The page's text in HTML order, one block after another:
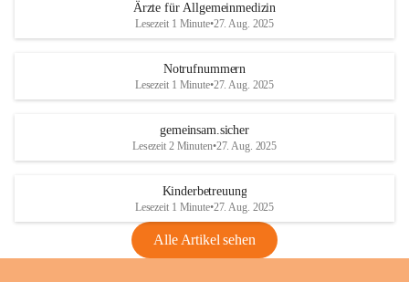
Ärzte für Allgemeinmedizin
Lesezeit 1 Minute•27. Aug. 2025
Notrufnummern
Lesezeit 1 Minute•27. Aug. 2025
gemeinsam.sicher
Lesezeit 2 Minuten•27. Aug. 2025
Kinderbetreuung
Lesezeit 1 Minute•27. Aug. 2025
Alle Artikel sehen